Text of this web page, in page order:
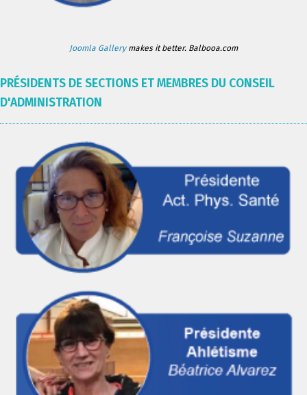
Joomla Gallerymakes it better. Balbooa.com
PRÉSIDENTS DE SECTIONS ET MEMBRES DU CONSEIL
D'ADMINISTRATION